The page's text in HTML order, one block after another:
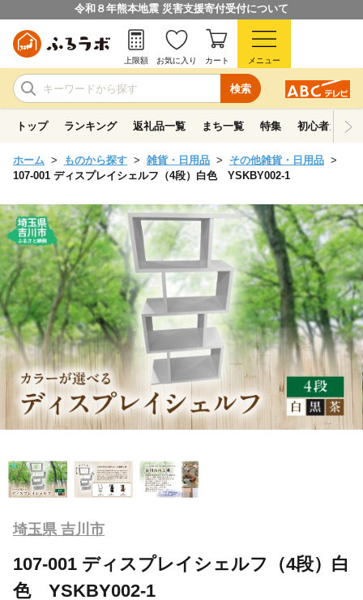
令和８年熊本地震 災害支援寄付受付について
検索
上限額 お気に入り カート メニュー
トップ ランキング 返礼品一覧 まち一覧 特集 初心者ガイド
ホーム ものから探す 雑貨・日用品
その他雑貨・日用品
107-001 ディスプレイシェルフ（4段）白色 YSKBY002-1
埼玉県 吉川市
107-001 ディスプレイシェルフ（4段）白
色 YSKBY002-1